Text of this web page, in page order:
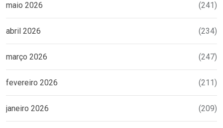
maio 2026 (241)
abril 2026 (234)
março 2026 (247)
fevereiro 2026 (211)
janeiro 2026 (209)